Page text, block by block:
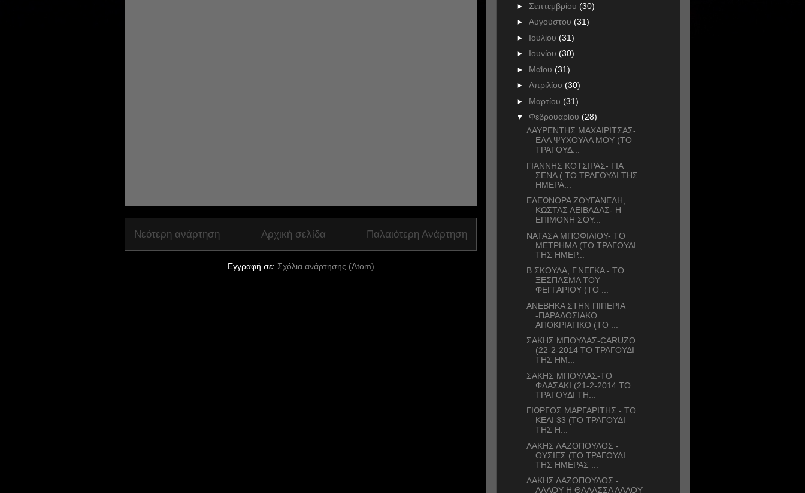
Νεότερη ανάρτηση Παλαιότερη Ανάρτηση
Αρχική σελίδα
Εγγραφή σε: Σχόλια ανάρτησης (Atom)
► Σεπτεμβρίου (30)
► Αυγούστου (31)
► Ιουλίου (31)
► Ιουνίου (30)
► Μαΐου (31)
► Απριλίου (30)
► Μαρτίου (31)
▼ Φεβρουαρίου (28)
ΛΑΥΡΕΝΤΗΣ ΜΑΧΑΙΡΙΤΣΑΣ-
ΕΛΑ ΨΥΧΟΥΛΑ ΜΟΥ (ΤΟ
ΤΡΑΓΟΥΔ...
ΓΙΑΝΝΗΣ ΚΟΤΣΙΡΑΣ- ΓΙΑ
ΣΕΝΑ ( ΤΟ ΤΡΑΓΟΥΔΙ ΤΗΣ
ΗΜΕΡΑ...
ΕΛΕΩΝΟΡΑ ΖΟΥΓΑΝΕΛΗ,
ΚΩΣΤΑΣ ΛΕΙΒΑΔΑΣ- Η
ΕΠΙΜΟΝΗ ΣΟΥ...
ΝΑΤΑΣΑ ΜΠΟΦΙΛΙΟΥ- ΤΟ
ΜΕΤΡΗΜΑ (ΤΟ ΤΡΑΓΟΥΔΙ
ΤΗΣ ΗΜΕΡ...
Β.ΣΚΟΥΛΑ, Γ.ΝΕΓΚΑ - ΤΟ
ΞΕΣΠΑΣΜΑ ΤΟΥ
ΦΕΓΓΑΡΙΟΥ (ΤΟ ...
ΑΝΕΒΗΚΑ ΣΤΗΝ ΠΙΠΕΡΙΑ
-ΠΑΡΑΔΟΣΙΑΚΟ
ΑΠΟΚΡΙΑΤΙΚΟ (ΤΟ ...
ΣΑΚΗΣ ΜΠΟΥΛΑΣ-CARUZO
(22-2-2014 ΤΟ ΤΡΑΓΟΥΔΙ
ΤΗΣ ΗΜ...
ΣΑΚΗΣ ΜΠΟΥΛΑΣ-ΤΟ
ΦΛΑΣΑΚΙ (21-2-2014 ΤΟ
ΤΡΑΓΟΥΔΙ ΤΗ...
ΓΙΩΡΓΟΣ ΜΑΡΓΑΡΙΤΗΣ - ΤΟ
ΚΕΛΙ 33 (ΤΟ ΤΡΑΓΟΥΔΙ
ΤΗΣ Η...
ΛΑΚΗΣ ΛΑΖΟΠΟΥΛΟΣ -
ΟΥΣΙΕΣ (ΤΟ ΤΡΑΓΟΥΔΙ
ΤΗΣ ΗΜΕΡΑΣ ...
ΛΑΚΗΣ ΛΑΖΟΠΟΥΛΟΣ -
ΑΛΛΟΥ Η ΘΑΛΑΣΣΑ ΑΛΛΟΥ